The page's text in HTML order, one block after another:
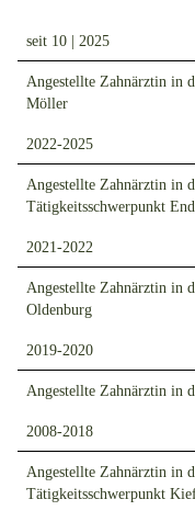
seit 10 | 2025
Angestellte Zahnärztin in
Möller
2022-2025
Angestellte Zahnärztin in
Tätigkeitsschwerpunkt
2021-2022
Angestellte Zahnärztin in
Oldenburg
2019-2020
Angestellte Zahnärztin in
2008-2018
Angestellte Zahnärztin in
Tätigkeitsschwerpunkt